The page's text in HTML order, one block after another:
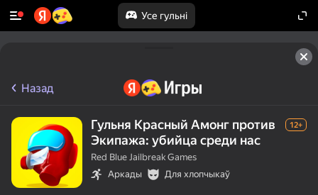
Усе гульні
Назад
Гульня Красный Амонг против
Экипажа: убийца среди нас
12+
Red Blue Jailbreak Games
Аркады
Для хлопчыкаў